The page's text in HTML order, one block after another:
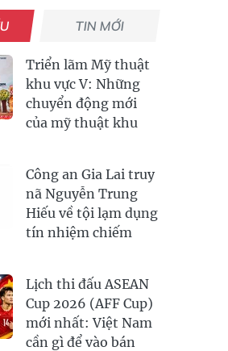
TIN MỚI
Triển lãm Mỹ thuật
khu vực V: Những
chuyển động mới
của mỹ thuật khu
Công an Gia Lai truy
nã Nguyễn Trung
Hiếu về tội lạm dụng
tín nhiệm chiếm
Lịch thi đấu ASEAN
Cup 2026 (AFF Cup)
mới nhất: Việt Nam
cần gì để vào bán